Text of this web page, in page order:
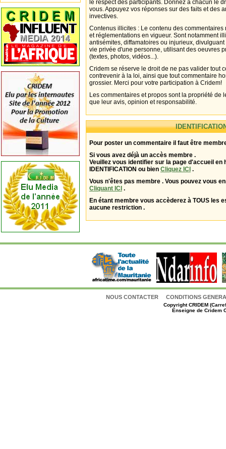
le respect des participants. Donnez à chacun le
vous. Appuyez vos réponses sur des faits et des
invectives.
Contenus illicites : Le contenu des
et réglementations en vigueur. Sont notamment
antisémites, diffamatoires ou injurieux,
vie privée d'une personne, utilisant des oeuvres
(textes, photos, vidéos...).
Cridem se réserve le droit de ne pas valider tout
contrevenir à la loi, ainsi que tout commentaire
grossier. Merci pour votre participation à Cridem!
Les commentaires et propos sont la propriété de
que leur avis, opinion et responsabilité.
Pour poster un commentaire il faut être
Si vous avez déjà un accès membre .
Veuillez vous identifier sur la page d'accueil en
IDENTIFICATION ou bien Cliquez ICI .
Vous n'êtes pas membre . Vous pouvez vous
Cliquant ICI .
En étant membre vous accèderez à TOUS les
aucune restriction .
NOUS CONTACTER CONDITIONS
CopyrightCRIDEM
Enseigne de Cridem